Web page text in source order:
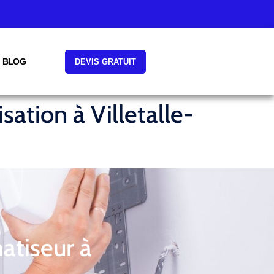
BLOG DEVIS GRATUIT
à Villetalle-
à